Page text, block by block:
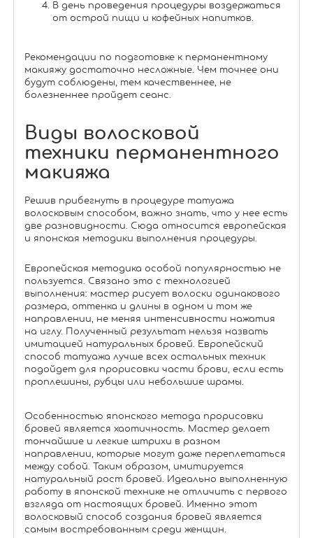
В день проведения процедуры воздержаться
от острой пищи и кофейных напитков.
Рекомендации по подготовке к перманентному
макияжу достаточно несложные. Чем точнее они
будут соблюдены, тем качественнее, не
болезненнее пройдет сеанс.
Виды волосковой
техники перманентного
макияжа
Решив прибегнуть в процедуре татуажа
волосковым способом, важно знать, что у нее есть
две разновидности. Сюда относится европейская
и японская методики выполнения процедуры.
Европейская методика особой популярностью не
пользуется. Связано это с технологией
выполнения: мастер рисует волоски одинакового
размера, оттенка и длины в одном и том же
направлении, не меняя интенсивности нажатия
на иглу. Полученный результат нельзя назвать
имитацией натуральных бровей. Европейский
способ татуажа лучше всех остальных техник
подойдет для прорисовки части брови, если есть
проплешины, рубцы или небольшие шрамы.
Особенностью японского метода прорисовки
бровей является хаотичность. Мастер делает
тончайшие и легкие штрихи в разном
направлении, которые могут даже переплетаться
между собой. Таким образом, имитируется
натуральный рост бровей. Идеально выполненную
работу в японской технике не отличить с первого
взгляда от настоящих бровей. Именно этот
волосковый способ создания бровей является
самым востребованным среди женщин.